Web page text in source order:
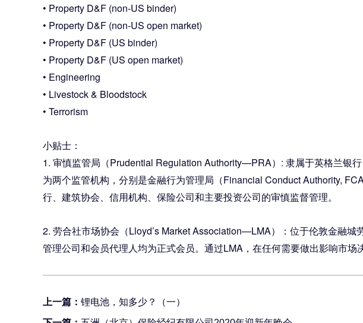
• Property D&F (non-US binder)
• Property D&F (non-US open market)
• Property D&F (US binder)
• Property D&F (US open market)
• Engineering
• Livestock & Bloodstock
• Terrorism
小贴士：
1. 审慎监管局（Prudential Regulation Authority—PRA）: 隶属于英格兰银
为两个监管机构，分别是金融行为管理局（Financial Conduct Authority,
行、建筑协会、信用机构、保险公司和主要投资公司的审慎监督管理。
2. 劳合社市场协会（Lloyd’s Market Association—LMA）：位于伦敦金融
管理公司和会员代理人均为正式会员。通过LMA，在任何需要做出影响市场
上一篇： 锂电池，知多少？（一）